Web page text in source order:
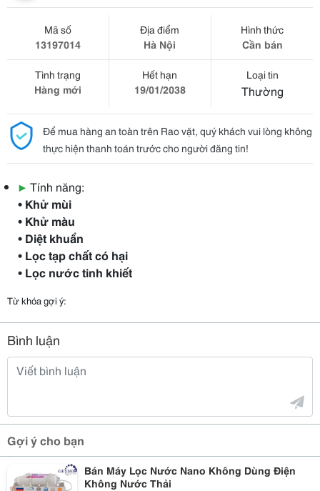
Mã số
13197014
Địa điểm
Hà Nội
Hình thức
Cần bán
Tình trạng
Hàng mới
Hết hạn
19/01/2038
Loại tin
Thường
Để mua hàng an toàn trên Rao vặt, quý khách vui lòng không
thực hiện thanh toán trước cho người đăng tin!
▶ Tính năng:
• Khử mùi
• Khử màu
• Diệt khuẩn
• Lọc tạp chất có hại
• Lọc nước tinh khiết
Từ khóa gợi ý:
Bình luận
Gợi ý cho bạn
Bán Máy Lọc Nước Nano Không Dùng Điện
Không Nước Thải